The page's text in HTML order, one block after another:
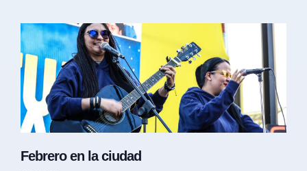
Febrero en la ciudad